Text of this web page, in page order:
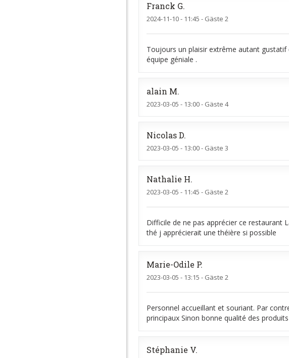
Franck G
2024-11-10- 11:45 - Gäste 2
Toujours un plaisir extrême autant
équipe géniale .
alain M
2023-03-05 - 13:00 - Gäste 4
NicolasD
2023-03-05 - 13:00 - Gäste 3
Nathalie H
2023-03-05 - 11:45 - Gäste 2
Difficile de ne pas apprécier ce restaurant
thé j apprécierait une théière si possible
Marie-Odile P
2023-03-05 - 13:15 - Gäste 2
Personnel accueillant et souriant. Par
principaux Sinon bonne qualité des produits
Stéphanie V